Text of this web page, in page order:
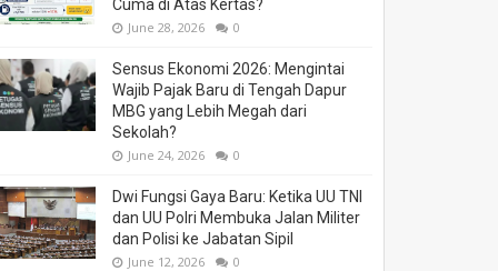
Cuma di Atas Kertas?
June 28, 2026 0
Sensus Ekonomi 2026: Mengintai
Wajib Pajak Baru di Tengah Dapur
MBG yang Lebih Megah dari
Sekolah?
June 24, 2026 0
Dwi Fungsi Gaya Baru: Ketika UU TNI
dan UU Polri Membuka Jalan Militer
dan Polisi ke Jabatan Sipil
June 12, 2026 0